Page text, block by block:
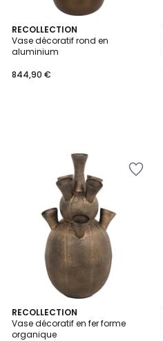
RECOLLECTION
Vase décoratif rond en
aluminium
844,90 €
RECOLLECTION
Vase décoratif en fer forme
organique